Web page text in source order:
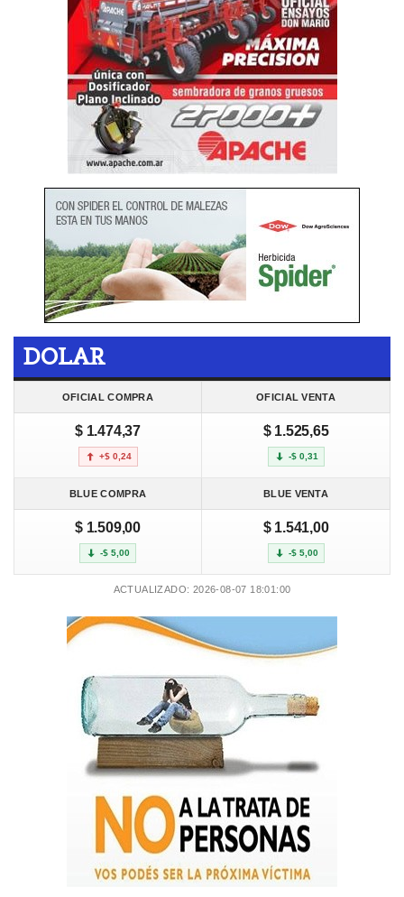
DOLAR
OFICIAL COMPRA OFICIAL VENTA
$ 1.474,37
+$ 0,24
$ 1.525,65
-$ 0,31
BLUE COMPRA BLUE VENTA
$ 1.509,00
-$ 5,00
$ 1.541,00
-$ 5,00
ACTUALIZADO: 2026-08-07 18:01:00